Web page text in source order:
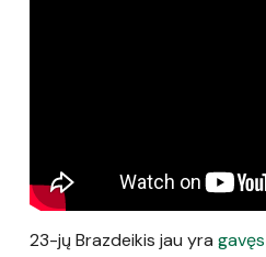
23-jų Brazdeikis jau yra